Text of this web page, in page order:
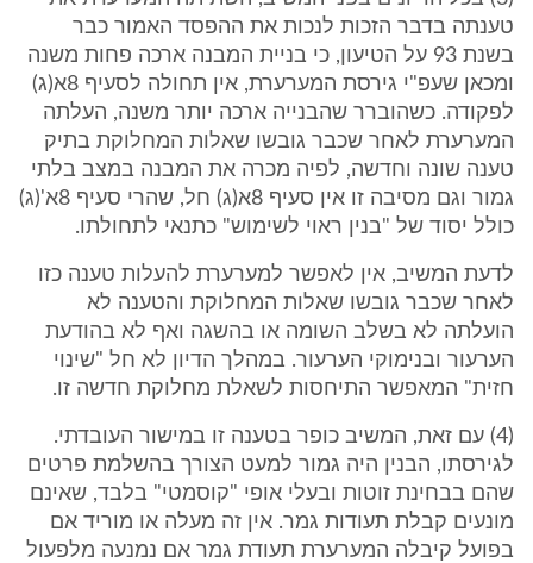
טענתה בדבר הזכות לנכות את ההפסד האמור כבר
בשנת 93 על הטיעון, כי בניית המבנה ארכה פחות משנה
ומכאן שעפ"י גירסת המערערת, אין תחולה לסעיף 8א(ג)
לפקודה. כשהוברר שהבנייה ארכה יותר משנה, העלתה
המערערת לאחר שכבר גובשו שאלות המחלוקת בתיק
טענה שונה וחדשה, לפיה מכרה את המבנה במצב בלתי
גמור וגם מסיבה זו אין סעיף 8א(ג) חל, שהרי סעיף 8א'(ג)
כולל יסוד של "בנין ראוי לשימוש" כתנאי לתחולתו.
לדעת המשיב, אין לאפשר למערערת להעלות טענה כזו
לאחר שכבר גובשו שאלות המחלוקת והטענה לא
הועלתה לא בשלב השומה או בהשגה ואף לא בהודעת
הערעור ובנימוקי הערעור. במהלך הדיון לא חל "שינוי
חזית" המאפשר התיחסות לשאלת מחלוקת חדשה זו.
(4) עם זאת, המשיב כופר בטענה זו במישור העובדתי.
לגירסתו, הבנין היה גמור למעט הצורך בהשלמת פרטים
שהם בבחינת זוטות ובעלי אופי "קוסמטי" בלבד, שאינם
מונעים קבלת תעודות גמר. אין זה מעלה או מוריד אם
בפועל קיבלה המערערת תעודת גמר אם נמנעה מלפעול